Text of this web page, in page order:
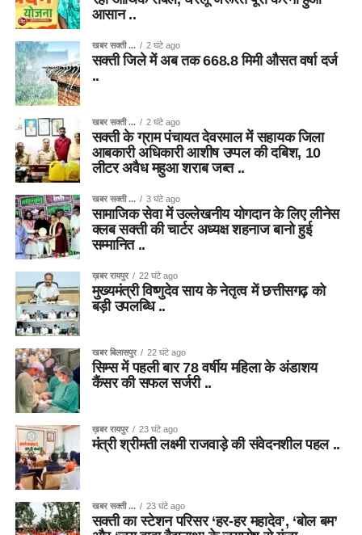
आसान ..
खबर सक्ती ... 2 घंटे ago
सक्ती जिले में अब तक 668.8 मिमी औसत वर्षा दर्ज
..
खबर सक्ती ... 2 घंटे ago
सक्ती के ग्राम पंचायत देवरमाल में सहायक जिला
आबकारी अधिकारी आशीष उप्पल की दबिश, 10
लीटर अवैध महुआ शराब जब्त ..
खबर सक्ती ... 3 घंटे ago
सामाजिक सेवा में उल्लेखनीय योगदान के लिए लीनेस
क्लब सक्ती की चार्टर अध्यक्ष शहनाज बानो हुई
सम्मानित ..
ख़बर रायपुर 22 घंटे ago
मुख्यमंत्री विष्णुदेव साय के नेतृत्व में छत्तीसगढ़ को
बड़ी उपलब्धि ..
खबर बिलासपुर 22 घंटे ago
सिम्स में पहली बार 78 वर्षीय महिला के अंडाशय
कैंसर की सफल सर्जरी ..
ख़बर रायपुर 23 घंटे ago
मंत्री श्रीमती लक्ष्मी राजवाड़े की संवेदनशील पहल ..
खबर सक्ती ... 23 घंटे ago
सक्ती का स्टेशन परिसर ‘हर-हर महादेव’, ‘बोल बम’